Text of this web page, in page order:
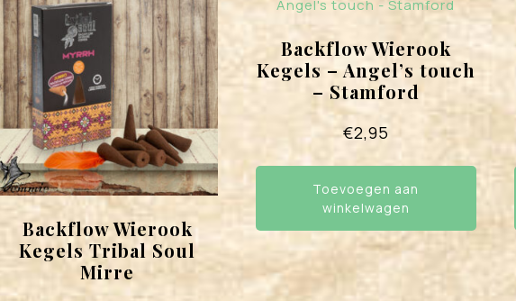
Backflow Wierook
Kegels Tribal Soul
Mirre
Backflow Wierook
Kegels – Angel’s touch
– Stamford
€2,95
Toevoegen aan
winkelwagen